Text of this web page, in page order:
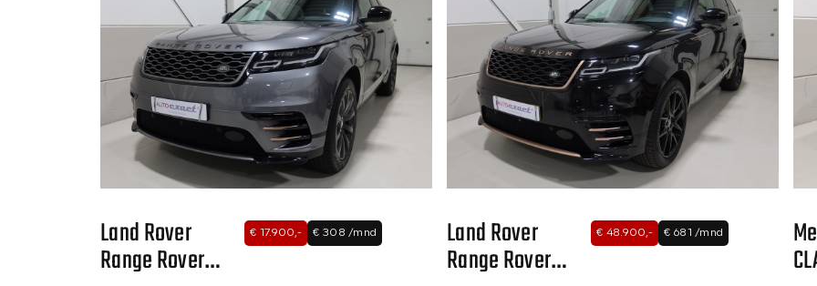
Land Rover
Range Rover
€ 17.900,- € 308 /mnd Land Rover
Range Rover
€ 48.900,- € 681 /mnd